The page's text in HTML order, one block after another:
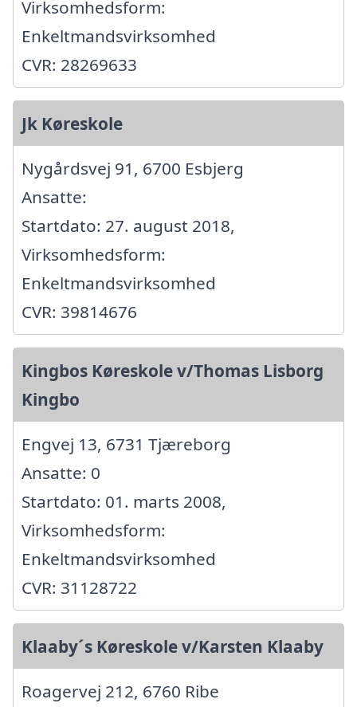
Virksomhedsform:
Enkeltmandsvirksomhed
CVR: 28269633
Jk Køreskole
Nygårdsvej 91, 6700 Esbjerg
Ansatte:
Startdato: 27. august 2018,
Virksomhedsform:
Enkeltmandsvirksomhed
CVR: 39814676
Kingbos Køreskole v/Thomas Lisborg
Kingbo
Engvej 13, 6731 Tjæreborg
Ansatte: 0
Startdato: 01. marts 2008,
Virksomhedsform:
Enkeltmandsvirksomhed
CVR: 31128722
Klaaby´s Køreskole v/Karsten Klaaby
Roagervej 212, 6760 Ribe